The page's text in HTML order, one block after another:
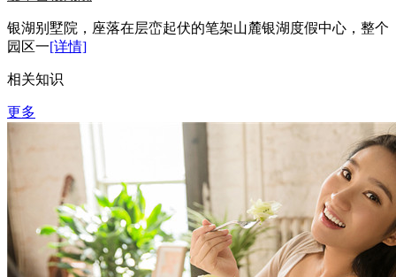
银湖别墅院，座落在层峦起伏的笔架山麓银湖度假中心，整个
园区一[详情]
相关知识
更多